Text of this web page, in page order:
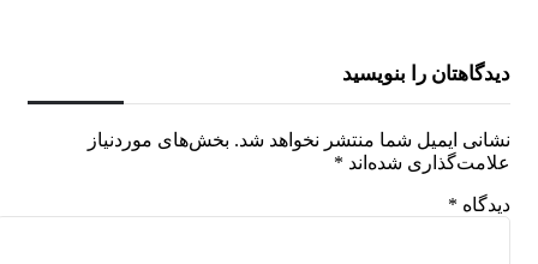
دیدگاهتان را بنویسید
نشانی ایمیل شما منتشر نخواهد شد. بخش‌های موردنیاز
علامت‌گذاری شده‌اند *
دیدگاه *